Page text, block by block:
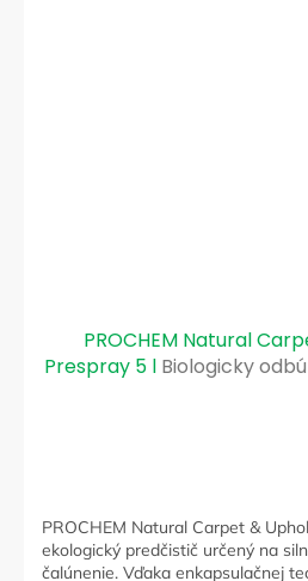
PROCHEM Natural
Prespray 5 l Biologicky
PROCHEM Natural Carpet &
ekologický predčistič určený na
čalúnenie. Vďaka enkapsulačnej